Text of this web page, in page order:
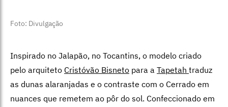
Foto: Divulgação
Inspirado no Jalapão, no Tocantins, o modelo criado
pelo arquiteto Cristóvão Bisneto para a Tapetah traduz
as dunas alaranjadas e o contraste com o Cerrado em
nuances que remetem ao pôr do sol. Confeccionado em